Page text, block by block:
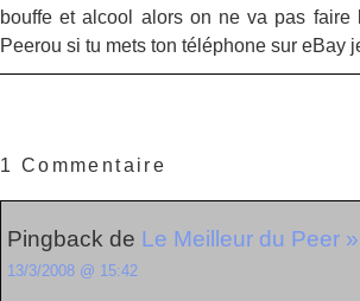
bouffe et alcool alors on ne va pas faire
Peerou si tu mets ton téléphone sur eBay
1 Commentaire
Pingback de Le Meilleur du Peer
13/3/2008 @ 15:42